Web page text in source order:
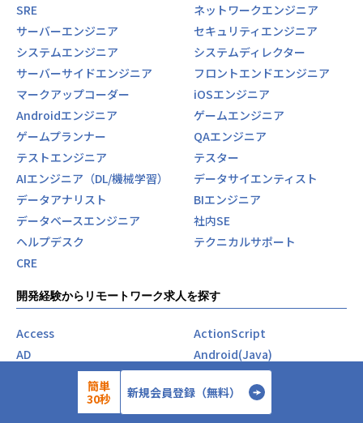
SRE
ネットワークエンジニア
サーバーエンジニア
セキュリティエンジニア
システムエンジニア
システムディレクター
サーバーサイドエンジニア
フロントエンドエンジニア
マークアップコーダー
iOSエンジニア
Androidエンジニア
ゲームエンジニア
ゲームプランナー
QAエンジニア
テストエンジニア
テスター
AIエンジニア（DL/機械学習）
データサイエンティスト
データアナリスト
BIエンジニア
データベースエンジニア
社内SE
ヘルプデスク
テクニカルサポート
CRE
開発経験からリモートワーク求人を探す
Access
ActionScript
AD
Android(Java)
Ansible
Azure
C++
簡単
30秒
新規会員登録（無料）